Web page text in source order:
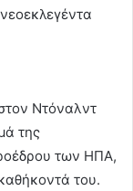
Ντόναλντ
της
των ΗΠΑ,
του.